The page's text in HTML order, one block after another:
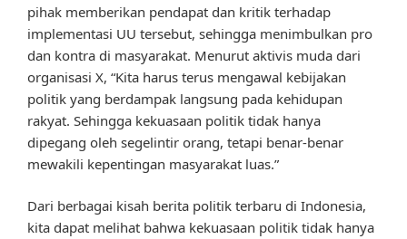
pihak memberikan pendapat dan kritik terhadap
implementasi UU tersebut, sehingga menimbulkan pro
dan kontra di masyarakat. Menurut aktivis muda dari
organisasi X, “Kita harus terus mengawal kebijakan
politik yang berdampak langsung pada kehidupan
rakyat. Sehingga kekuasaan politik tidak hanya
dipegang oleh segelintir orang, tetapi benar-benar
mewakili kepentingan masyarakat luas.”
Dari berbagai kisah berita politik terbaru di Indonesia,
kita dapat melihat bahwa kekuasaan politik tidak hanya